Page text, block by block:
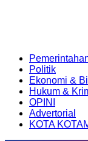
Politik
Ekonomi &
Hukum &
OPINI
Advertorial
KOTA